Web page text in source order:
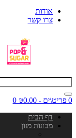
אודות
צרו קשר
0 פריט\ים - ₪0.00
0
דף הבית
מכונות מזון